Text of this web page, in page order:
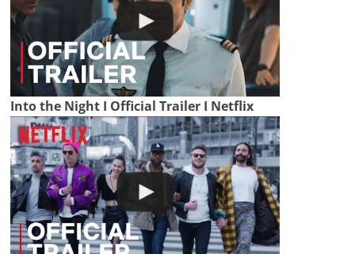
Into the Night I Official Trailer I Netflix